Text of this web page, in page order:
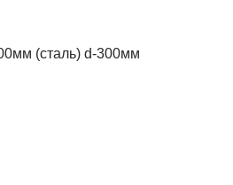
(сталь) d-300мм